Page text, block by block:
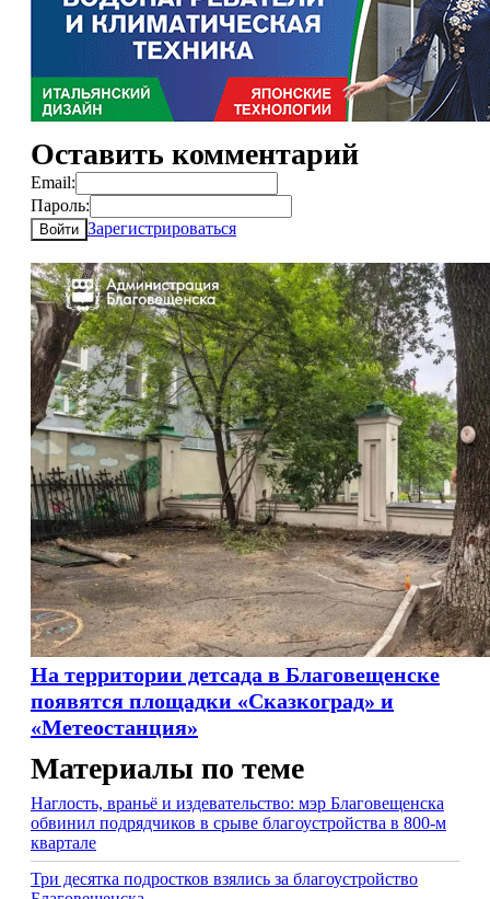
Оставить комментарий
Email:
Пароль:
Войти Зарегистрироваться
На территории детсада в Благовещенске
появятся площадки «Сказкоград» и
«Метеостанция»
Материалы по теме
Наглость, враньё и издевательство: мэр Благовещенска
обвинил подрядчиков в срыве благоустройства в 800-м
квартале
Три десятка подростков взялись за благоустройство